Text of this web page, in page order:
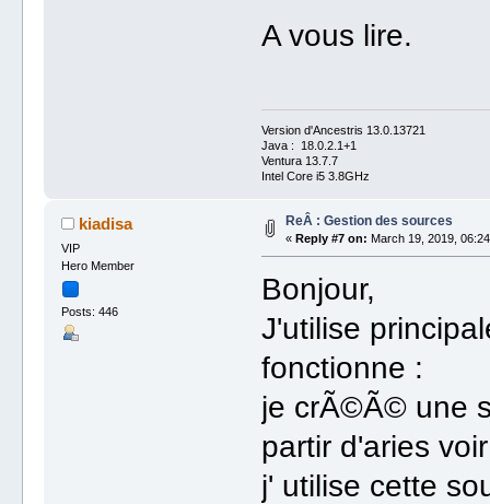
A vous lire.
Version d'Ancestris 13.0.13721
Java : 18.0.2.1+1
Ventura 13.7.7
Intel Core i5 3.8GHz
kiadisa
VIP
Hero Member
Posts: 446
ReÂ : Gestion des sources
« Reply #7 on: March 19, 2019,
Bonjour,
J'utilise
fonctionne :
je crÃ©Ã© une
partir d'aries
j' utilise cette